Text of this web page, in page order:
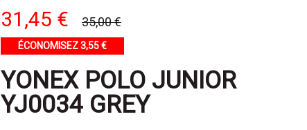
31,45 € 35,00 €
ÉCONOMISEZ 3,55 €
YONEX POLO JUNIOR
YJ0034 GREY